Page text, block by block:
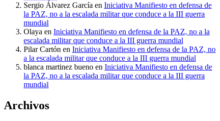
Sergio Álvarez García en Iniciativa Manifiesto en defensa de
la PAZ, no a la escalada militar que conduce a la III guerra
mundial
Olaya en Iniciativa Manifiesto en defensa de la PAZ, no a la
escalada militar que conduce a la III guerra mundial
Pilar Cartón en Iniciativa Manifiesto en defensa de la PAZ, no
a la escalada militar que conduce a la III guerra mundial
blanca martinez bueno en Iniciativa Manifiesto en defensa de
la PAZ, no a la escalada militar que conduce a la III guerra
mundial
Archivos